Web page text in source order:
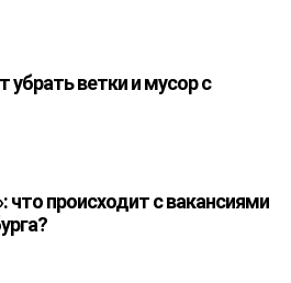
ветки и мусор с
что происходит с вакансиями